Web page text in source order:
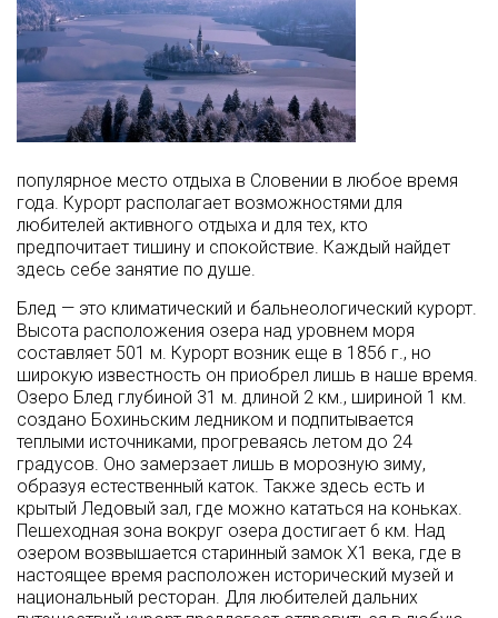
популярное место отдыха в Словении в любое время
года. Курорт располагает возможностями для
любителей активного отдыха и для тех, кто
предпочитает тишину и спокойствие. Каждый найдет
здесь себе занятие по душе.
Блед — это климатический и бальнеологический курорт.
Высота расположения озера над уровнем моря
составляет 501 м. Курорт возник еще в 1856 г., но
широкую известность он приобрел лишь в наше время.
Озеро Блед глубиной 31 м. длиной 2 км., шириной 1 км.
создано Бохиньским ледником и подпитывается
теплыми источниками, прогреваясь летом до 24
градусов. Оно замерзает лишь в морозную зиму,
образуя естественный каток. Также здесь есть и
крытый Ледовый зал, где можно кататься на коньках.
Пешеходная зона вокруг озера достигает 6 км. Над
озером возвышается старинный замок Х1 века, где в
настоящее время расположен исторический музей и
национальный ресторан. Для любителей дальних